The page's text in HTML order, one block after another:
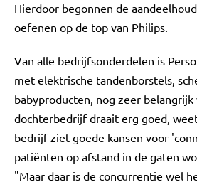
Hierdoor begonnen de
oefenen op de top van Philips.
Van alle bedrijfsonderdelen is
met elektrische tandenborstels,
babyproducten, nog zeer
dochterbedrijf draait erg goed,
bedrijf ziet goede kansen voor
patiënten op afstand in de gaten
"Maar daar is de concurrentie wel